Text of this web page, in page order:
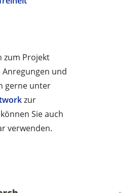
zum Projekt
und
gerne unter
zur
Sie auch
verwenden.